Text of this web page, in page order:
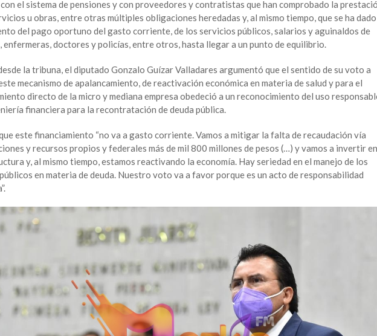
el sistema de pensiones y con proveedores y contratistas que han comprobado la
u obras, entre otras múltiples obligaciones heredadas y, al mismo tiempo, que se ha dado
del pago oportuno del gasto corriente, de los servicios públicos, salarios y aguinaldos de
enfermeras, doctores y policías, entre otros, hasta llegar a un punto de equilibrio.
la tribuna, el diputado Gonzalo Guízar Valladares argumentó que el sentido de su voto a
mecanismo de apalancamiento, de reactivación económica en materia de salud y para el
directo de la micro y mediana empresa obedeció a un reconocimiento del uso
financiera para la recontratación de deuda pública.
este financiamiento “no va a gasto corriente. Vamos a mitigar la falta de recaudación vía
y recursos propios y federales más de mil 800 millones de pesos (…) y vamos a invertir en
y, al mismo tiempo, estamos reactivando la economía. Hay seriedad en el manejo de los
en materia de deuda. Nuestro voto va a favor porque es un acto de responsabilidad